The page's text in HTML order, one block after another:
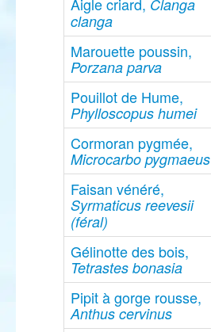
Aigle criard, Clanga
clanga
Marouette poussin,
Porzana parva
Pouillot de Hume,
Phylloscopus humei
Cormoran pygmée,
Microcarbo pygmaeus
Faisan vénéré,
Syrmaticus reevesii
(féral)
Gélinotte des bois,
Tetrastes bonasia
Pipit à gorge rousse,
Anthus cervinus